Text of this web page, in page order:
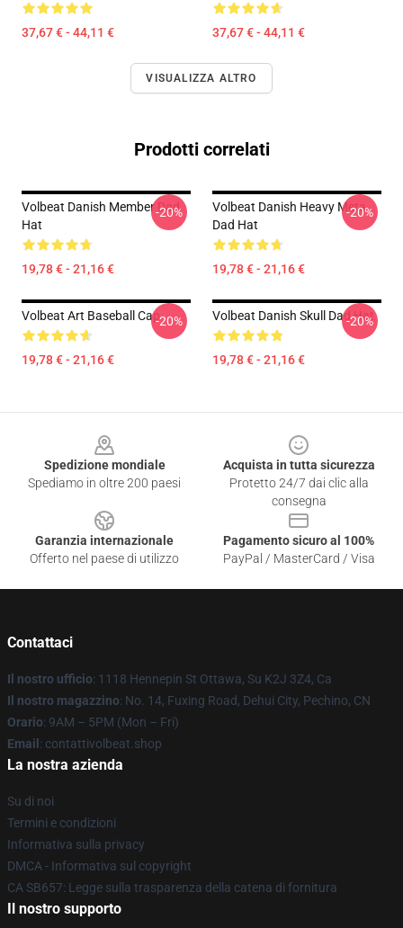
37,67 € - 44,11 € 37,67 € - 44,11 €
VISUALIZZA ALTRO
Prodotti correlati
Volbeat Danish Member Dad
Hat
19,78 € - 21,16 €
-20%
Volbeat Danish Heavy Meta
Dad Hat
19,78 € - 21,16 €
-20%
Volbeat Art Baseball Cap
19,78 € - 21,16 €
-20% Volbeat Danish Skull Dad Hat
19,78 € - 21,16 €
-20%
Spedizione mondiale
Spediamo in oltre 200 paesi
Acquista in tutta sicurezza
Protetto 24/7 dai clic alla
consegna
Garanzia internazionale
Offerto nel paese di utilizzo
Pagamento sicuro al 100%
PayPal / MasterCard / Visa
Contattaci
Il nostro ufficio: 1118 Hennepin St Ottawa, Su K2J 3Z4, Ca
Il nostro magazzino: No. 14, Fuxing Road, Dehui City, Pechino, CN
Orario: 9AM – 5PM (Mon – Fri)
Email : contattivolbeat.shop
La nostra azienda
Su di noi
Termini e condizioni
Informativa sulla privacy
DMCA - Informativa sul copyright
CA SB657: Legge sulla trasparenza della catena di fornitura
Il nostro supporto